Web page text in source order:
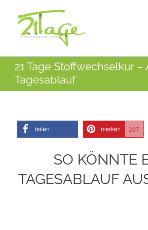
Inhalt
springen
21 Tage Stoffwechselkur
Tagesablauf
teilen merken 297
SO KÖNNTE
TAGESABLAUF